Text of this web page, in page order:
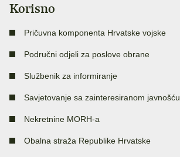
Korisno
Pričuvna komponenta Hrvatske vojske
Područni odjeli za poslove obrane
Službenik za informiranje
Savjetovanje sa zainteresiranom javnošću
Nekretnine MORH-a
Obalna straža Republike Hrvatske